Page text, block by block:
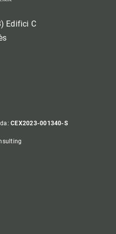
Edifici C
CEX2023-001340-S